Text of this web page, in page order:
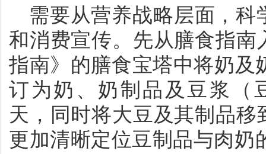
需要从营养战略层面，
和消费宣传。先从膳食指
指南》的膳食宝塔中将奶
订为奶、奶制品及豆浆（
天，同时将大豆及其制品
更加清晰定位豆制品与肉奶